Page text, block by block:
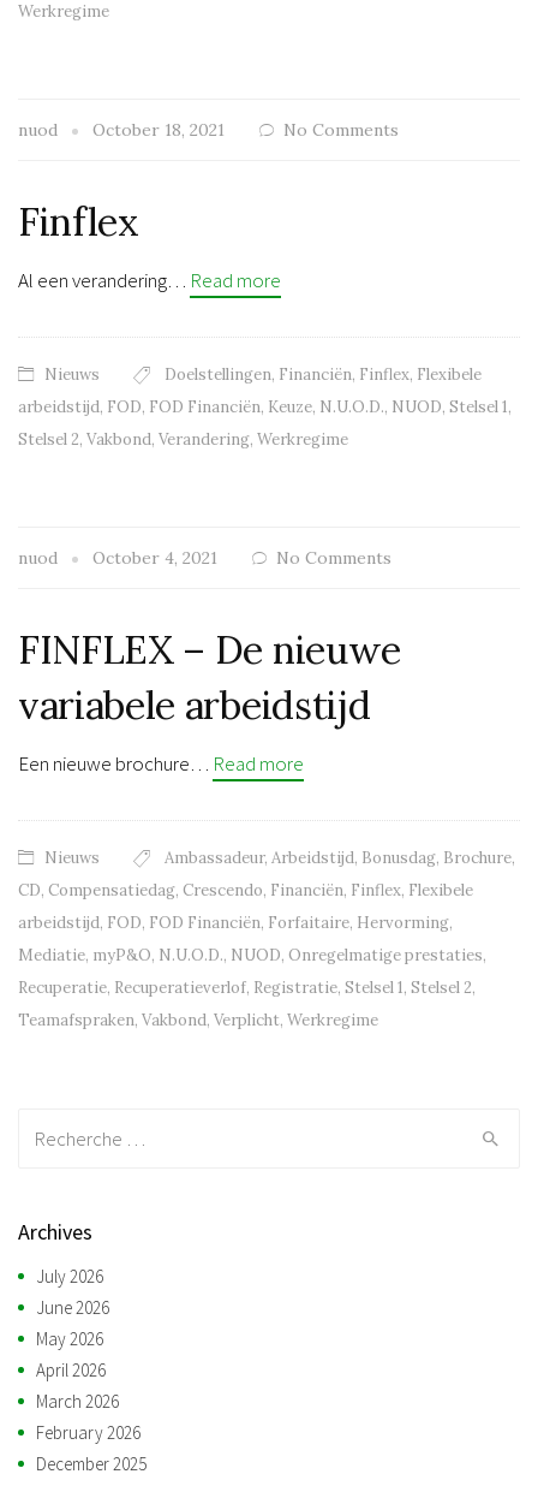
Werkregime
nuod October 18, 2021 No Comments
Finflex
Al een verandering… Read more
Nieuws Doelstellingen, Financiën, Finflex, Flexibele
arbeidstijd, FOD, FOD Financiën, Keuze, N.U.O.D., NUOD, Stelsel 1,
Stelsel 2, Vakbond, Verandering, Werkregime
nuod October 4, 2021 No Comments
FINFLEX – De nieuwe
variabele arbeidstijd
Een nieuwe brochure… Read more
Nieuws Ambassadeur, Arbeidstijd, Bonusdag, Brochure,
CD, Compensatiedag, Crescendo, Financiën, Finflex, Flexibele
arbeidstijd, FOD, FOD Financiën, Forfaitaire, Hervorming,
Mediatie, myP&O, N.U.O.D., NUOD, Onregelmatige prestaties,
Recuperatie, Recuperatieverlof, Registratie, Stelsel 1, Stelsel 2,
Teamafspraken, Vakbond, Verplicht, Werkregime
Archives
July 2026
June 2026
May 2026
April 2026
March 2026
February 2026
December 2025